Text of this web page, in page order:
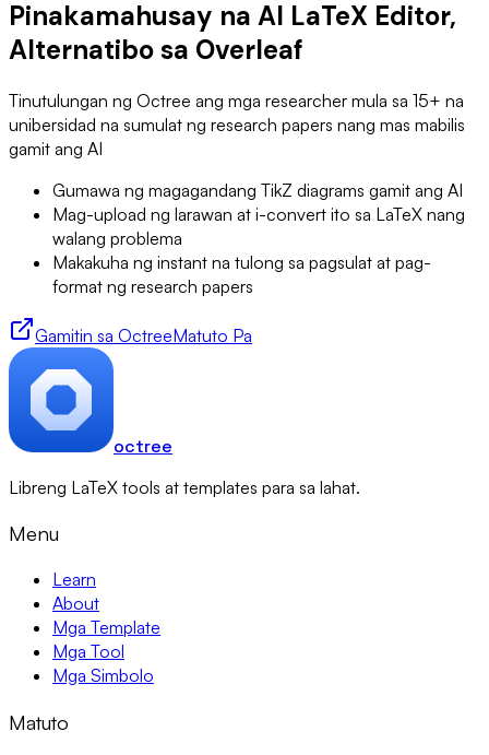
Pinakamahusay na AI LaTeX Editor,
Alternatibo sa Overleaf
Tinutulungan ng Octree ang mga researcher mula sa 15+ na
unibersidad na sumulat ng research papers nang mas mabilis
gamit ang AI
Gumawa ng magagandang TikZ diagrams gamit ang AI
Mag-upload ng larawan at i-convert ito sa LaTeX nang
walang problema
Makakuha ng instant na tulong sa pagsulat at pag-
format ng research papers
Gamitin sa OctreeMatuto Pa
octree
Libreng LaTeX tools at templates para sa lahat.
Menu
Learn
About
Mga Template
Mga Tool
Mga Simbolo
Matuto